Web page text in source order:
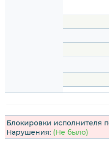
Блокировки исполнителя
Нарушения: (Не было)